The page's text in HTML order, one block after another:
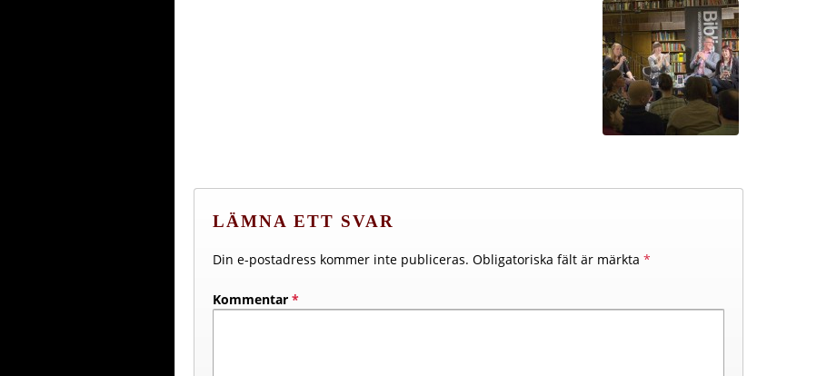
LÄMNA ETT SVAR
Din e-postadress kommer inte publiceras. Obligatoriska fält är märkta *
Kommentar *